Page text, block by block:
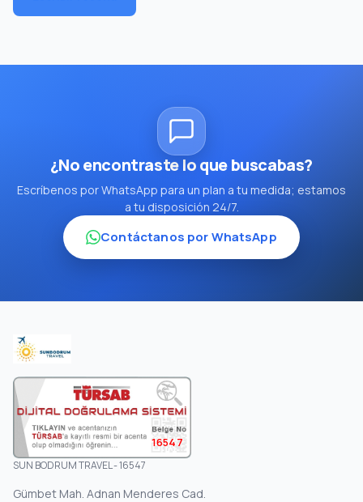
¿No encontraste lo que buscabas?
Escríbenos por WhatsApp para un plan a tu medida; estamos
a tu disposición 24/7.
Contáctanos por WhatsApp
16547
SUN BODRUM TRAVEL - 16547
Gümbet Mah. Adnan Menderes Cad.